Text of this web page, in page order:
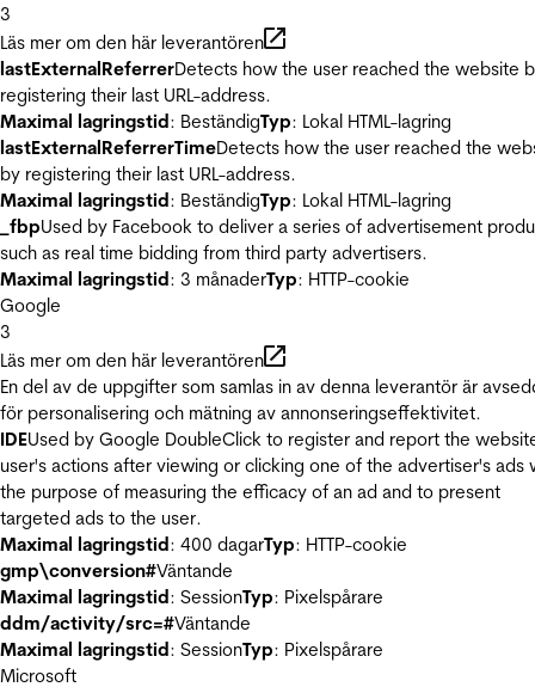
3
Läs mer om den här leverantören
lastExternalReferrerDetects how the user reached the website
registering their last URL-address.
Maximal lagringstid: BeständigTyp: Lokal HTML-lagring
lastExternalReferrerTimeDetects how the user reached the
by registering their last URL-address.
Maximal lagringstid: BeständigTyp: Lokal HTML-lagring
_fbpUsed by Facebook to deliver a series of advertisement
such as real time bidding from third party advertisers.
Maximal lagringstid: 3 månaderTyp: HTTP-cookie
Google
3
Läs mer om den här leverantören
En del av de uppgifter som samlas in av denna leverantör är
för personalisering och mätning av annonseringseffektivitet.
IDEUsed by Google DoubleClick to register and report the
user's actions after viewing or clicking one of the advertiser's ads
the purpose of measuring the efficacy of an ad and to present
targeted ads to the user.
Maximal lagringstid: 400 dagarTyp: HTTP-cookie
gmp\conversion#Väntande
Maximal lagringstid: SessionTyp: Pixelspårare
ddm/activity/src=#Väntande
Maximal lagringstid: SessionTyp: Pixelspårare
Microsoft